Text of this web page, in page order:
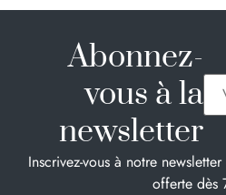
Abonnez-
vous à la
newsletter
Inscrivez-vous à notre
offerte dès